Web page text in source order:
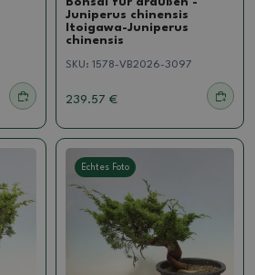
Juniperus chinensis
Itoigawa-Juniperus
chinensis
SKU: 1578-VB2026-3097
239.57 €
Echtes Foto